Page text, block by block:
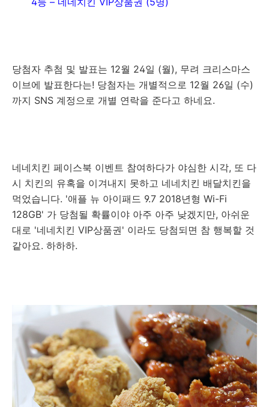
당첨자 추첨 및 발표는 12월 24일 (월), 무려 크리스마스
이브에 발표한다는! 당첨자는 개별적으로 12월 26일 (수)
까지 SNS 계정으로 개별 연락을 준다고 하네요.
네네치킨 페이스북 이벤트 참여하다가 야심한 시각, 또 다
시 치킨의 유혹을 이겨내지 못하고 네네치킨 배달치킨을
먹었습니다. '애플 뉴 아이패드 9.7 2018년형 Wi-Fi
128GB' 가 당첨될 확률이야 아주 아주 낮겠지만, 아쉬운
대로 '네네치킨 VIP상품권' 이라도 당첨되면 참 행복할 것
같아요. 하하하.